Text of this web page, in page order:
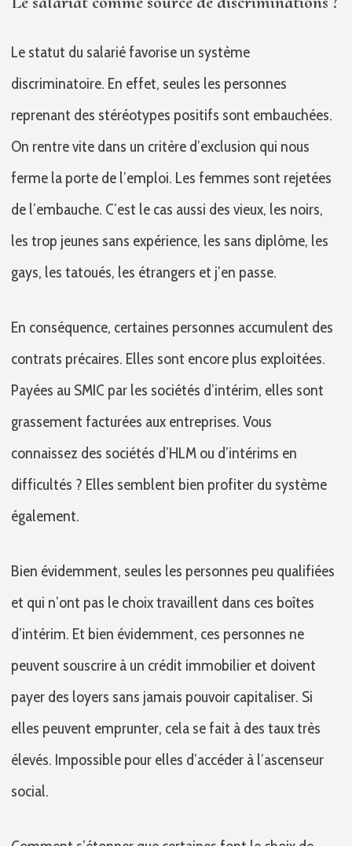
Le statut du salarié favorise un système
discriminatoire. En effet, seules les personnes
reprenant des stéréotypes positifs sont embauchées.
On rentre vite dans un critère d’exclusion qui nous
ferme la porte de l’emploi. Les femmes sont rejetées
de l’embauche. C’est le cas aussi des vieux, les noirs,
les trop jeunes sans expérience, les sans diplôme, les
gays, les tatoués, les étrangers et j’en passe.
En conséquence, certaines personnes accumulent des
contrats précaires. Elles sont encore plus exploitées.
Payées au SMIC par les sociétés d’intérim, elles sont
grassement facturées aux entreprises. Vous
connaissez des sociétés d’HLM ou d’intérims en
difficultés ? Elles semblent bien profiter du système
également.
Bien évidemment, seules les personnes peu qualifiées
et qui n’ont pas le choix travaillent dans ces boîtes
d’intérim. Et bien évidemment, ces personnes ne
peuvent souscrire à un crédit immobilier et doivent
payer des loyers sans jamais pouvoir capitaliser. Si
elles peuvent emprunter, cela se fait à des taux très
élevés. Impossible pour elles d’accéder à l’ascenseur
social.